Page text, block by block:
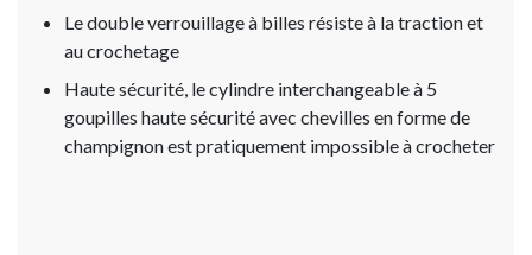
Le double verrouillage à billes résiste à la traction et
au crochetage
Haute sécurité, le cylindre interchangeable à 5
goupilles haute sécurité avec chevilles en forme de
champignon est pratiquement impossible à crocheter